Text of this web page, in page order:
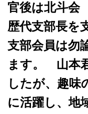
官後は北斗
歴代支部長を
支部会員は勿
ます。
山本
したが、趣味
に活躍し、地